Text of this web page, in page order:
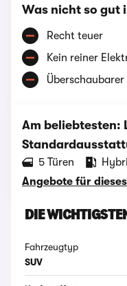
Was nicht so gut
Recht teuer
Kein reiner
Am beliebtesten:
‪5‬ Türen
Angebote für
DIE
Fahrzeugtyp
SUV